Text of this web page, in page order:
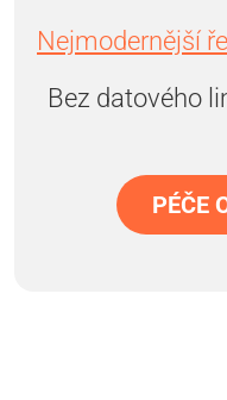
Nejmodernější
Bez datového
PÉČE